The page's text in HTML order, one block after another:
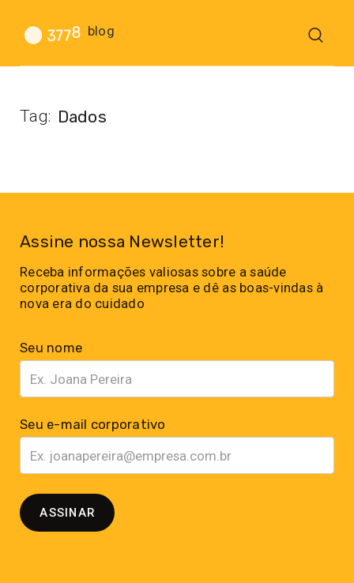
blog
Tag: Dados
Assine nossa Newsletter!
Receba informações valiosas sobre a saúde
corporativa da sua empresa e dê as boas-vindas à
nova era do cuidado
Seu nome
Seu e-mail corporativo